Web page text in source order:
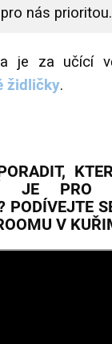
nás prioritou.
je za učící
židličky.
JE PRO
PODÍVEJTE
V